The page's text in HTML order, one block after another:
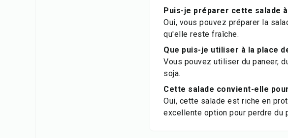
Puis-je préparer cette salade
Oui, vous pouvez préparer la
qu'elle reste fraîche.
Que puis-je utiliser à la place
Vous pouvez utiliser du paneer,
soja.
Cette salade convient-elle
Oui, cette salade est riche en
excellente option pour perdre du